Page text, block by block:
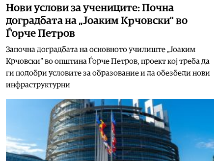
Нови услови за учениците: Почна
доградбата на „Јоаким Крчовски“ во
Ѓорче Петров
Започна доградбата на основното училиште „Јоаким
Крчовски“ во општина Ѓорче Петров, проект кој треба да
ги подобри условите за образование и да обезбеди нови
инфраструктурни